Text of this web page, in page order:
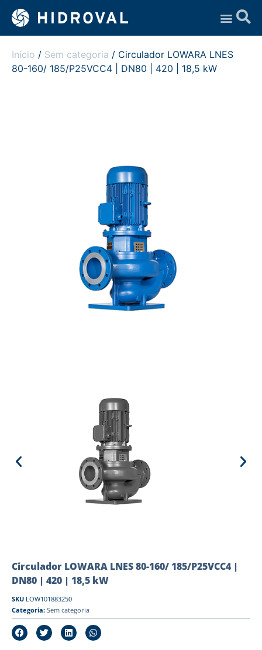
Início / Sem categoria / Circulador LOWARA LNES
80-160/ 185/P25VCC4 | DN80 | 420 | 18,5 kW
Circulador LOWARA LNES 80-160/ 185/P25VCC4 |
DN80 | 420 | 18,5 kW
SKU LOW101883250
Categoria: Sem categoria